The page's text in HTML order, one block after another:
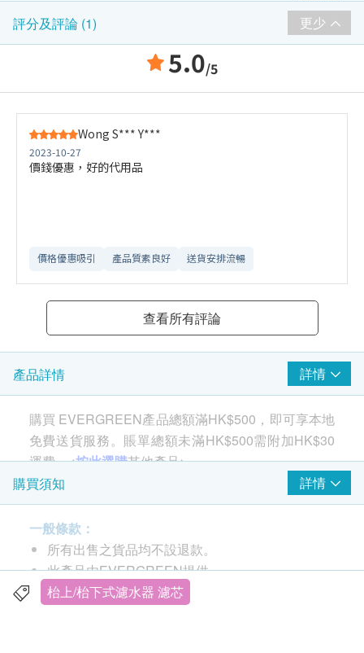
評分及評論 (1) 更少
5.0/5
Wong S*** Y***
2023-10-27
價錢優惠，好的代用品
價格優惠吸引 產品質素良好 送貨安排流暢
查看所有評論
產品詳情 詳情
購買 EVERGREEN產品總額滿HK$500，即可享本地
免費送貨服務。賬單總額未滿HK$500需附加HK$30
運費。<按此選購其他產品>
韓國高效型濾芯 全效型濾芯 - 3M AP easy C-
Complete 或 C-LC兼容 同樣功效
購買須知 詳情
一般條款：
所有出售之貨品均不設退款。
此產品由EVERGREEN提供。
如有任何爭議，EVERGREEN及健康網購保留最
枱上/枱下式濾水器 濾芯